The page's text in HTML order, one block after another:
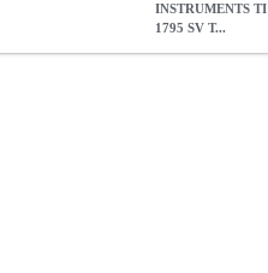
INSTRUMENTS TI
1795 SV T...